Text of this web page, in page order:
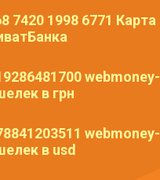
7420 1998 6771 Карта
webmoney-
в грн
webmoney-
в usd